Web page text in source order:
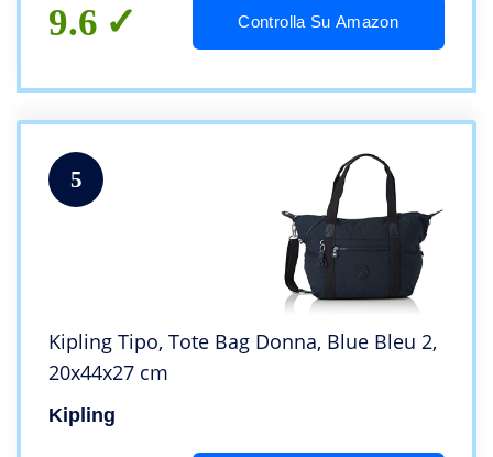
9.6 Controlla Su Amazon
5
Kipling Tipo, Tote Bag Donna, Blue Bleu 2,
20x44x27 cm
Kipling